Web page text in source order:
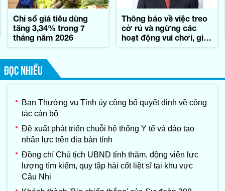
Chỉ số giá tiêu dùng
tăng 3,34% trong 7
tháng năm 2026
Thông báo về việc treo
cờ rủ và ngừng các
hoạt động vui chơi, giải
vi-hản, Chủ tịch Quốc
ĐỌC NHIỀU
Ban Thường vụ Tỉnh ủy công bố quyết định về công
tác cán bộ
Đề xuất phát triển chuỗi hệ thống Y tế và đào tạo
nhân lực trên địa bàn tỉnh
Đồng chí Chủ tịch UBND tỉnh thăm, động viên lực
lượng tìm kiếm, quy tập hài cốt liệt sĩ tại khu vực
Câu Nhi